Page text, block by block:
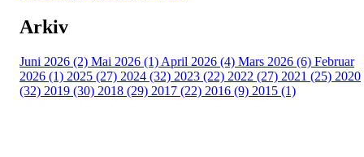
Arkiv
Juni 2026 (2) Mai 2026 (1) April 2026 (4) Mars 2026 (6) Februar
2026 (1) 2025 (27) 2024 (32) 2023 (22) 2022 (27) 2021 (25) 2020
(32) 2019 (30) 2018 (29) 2017 (22) 2016 (9) 2015 (1)